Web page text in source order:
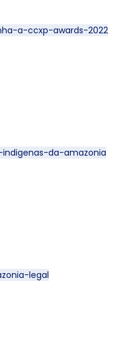
a-ccxp-awards-2022
da-amazonia
legal